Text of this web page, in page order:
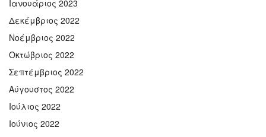
Ιανουάριος 2023
Δεκέμβριος 2022
Νοέμβριος 2022
Οκτώβριος 2022
Σεπτέμβριος 2022
Αύγουστος 2022
Ιούλιος 2022
Ιούνιος 2022